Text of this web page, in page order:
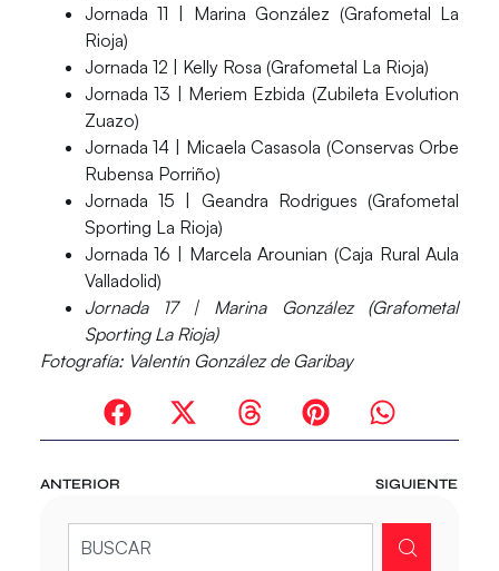
Jornada 11 | Marina González (Grafometal La
Rioja)
Jornada 12 | Kelly Rosa (Grafometal La Rioja)
Jornada 13 | Meriem Ezbida (Zubileta Evolution
Zuazo)
Jornada 14 | Micaela Casasola (Conservas Orbe
Rubensa Porriño)
Jornada 15 | Geandra Rodrigues (Grafometal
Sporting La Rioja)
Jornada 16 | Marcela Arounian (Caja Rural Aula
Valladolid)
Jornada 17 | Marina González (Grafometal
Sporting La Rioja)
Fotografía: Valentín González de Garibay
ANTERIOR SIGUIENTE